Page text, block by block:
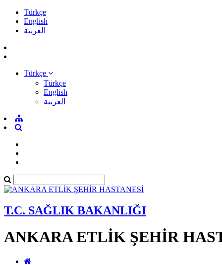
Türkçe
English
العربية
Türkçe
Türkçe
English
العربية
T.C. SAĞLIK BAKANLIĞI
ANKARA ETLİK ŞEHİR